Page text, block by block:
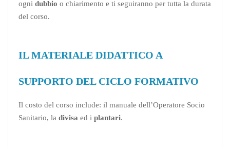
ogni dubbio o chiarimento e ti seguiranno per tutta la durata
del corso.
IL MATERIALE DIDATTICO A
SUPPORTO DEL CICLO FORMATIVO
Il costo del corso include: il manuale dell’Operatore Socio
Sanitario, la divisa ed i plantari.